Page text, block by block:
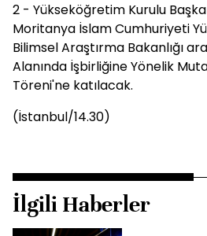
2 - Yükseköğretim Kurulu
Moritanya İslam Cumhuriyeti
Bilimsel Araştırma Bakanlığı
Alanında İşbirliğine Yönelik
Töreni'ne katılacak.
(İstanbul/14.30)
İlgili Haberler